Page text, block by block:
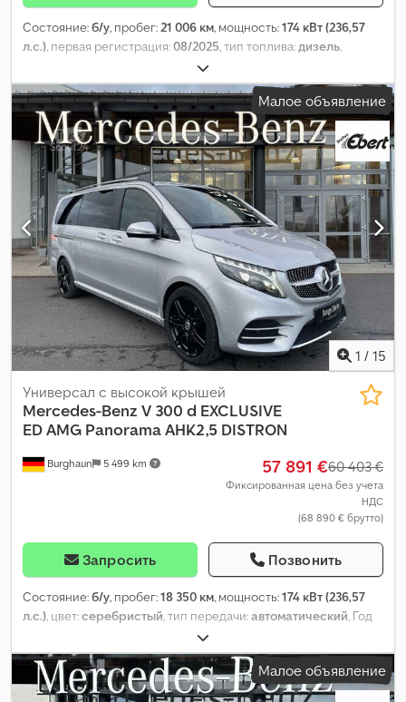
Состояние:б/у, пробег:21 006 км, мощность:174 кВт (236,57
л.с.), первая регистрация:08/2025, тип топлива:дизель,
, максимальная грузоподъёмность:
725 кг, общий вес:3 200 кг, топливо:дизель, цвет:чёрный, тип
передачи:автоматический, подвеска:другое, количество
мест: 5, общая длина:5 140 мм, количество кроватей:4,
Оборудование:ABS, бортовой компьютер, гарантия на
подержанные транспортные средства, кондиционер,
круиз-контроль, отопитель стояночный, подушка
безопасности, прицепное устройство, сажевый фильтр,
система контроля тяги, центральный замок, электронная
программа стабилизации (ESP),
Малое объявление
1 / 15
Burghaun 5 499 km
Универсал с высокой крышей
Mercedes-Benz V 300 d EXCLUSIVE
ED AMG Panorama AHK2,5 DISTRON
57 891 €60 403 €
Фиксированная цена без учета
НДС
(68 890 € брутто)
Запросить Позвонить
Состояние:б/у, пробег:18 350 км, мощность:174 кВт (236,57
л.с.), цвет:серебристый, тип передачи:автоматический, Год
ABS, гидроусилитель руля,
подогрев сиденья, подушка безопасности, центральный
замок, Малое объявление